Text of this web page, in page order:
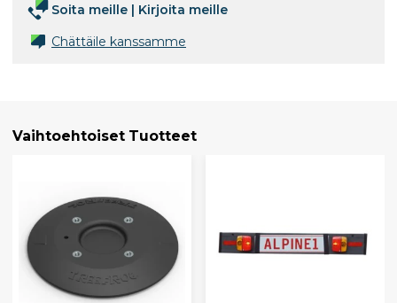
Soita meille | Kirjoita meille
Chättäile kanssamme
Vaihtoehtoiset Tuotteet